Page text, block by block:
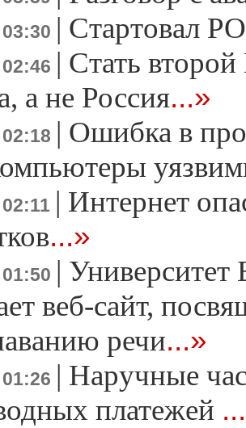
| Стартовал
| Стать
а не Россия...»
| Ошибка в
| Интернет
...»
| Университет
веб-сайт,
речи...»
| Наручные
платежей